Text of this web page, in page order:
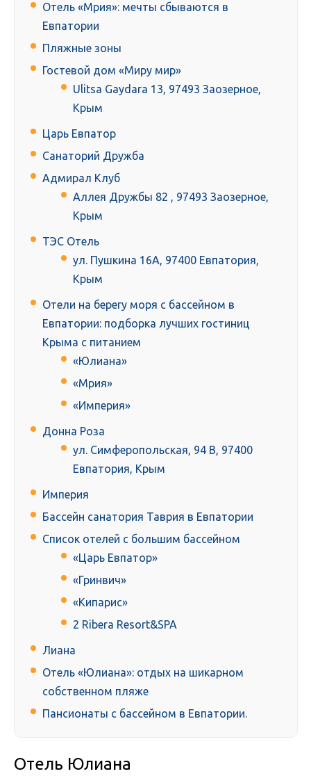
Отель «Мрия»: мечты сбываются в
Евпатории
Пляжные зоны
Гостевой дом «Миру мир»
Ulitsa Gaydara 13, 97493 Заозерное,
Крым
Царь Евпатор
Санаторий Дружба
Адмирал Клуб
Аллея Дружбы 82 , 97493 Заозерное,
Крым
ТЭС Отель
ул. Пушкина 16А, 97400 Евпатория,
Крым
Отели на берегу моря с бассейном в
Евпатории: подборка лучших гостиниц
Крыма с питанием
«Юлиана»
«Мрия»
«Империя»
Донна Роза
ул. Симферопольская, 94 В, 97400
Евпатория, Крым
Империя
Бассейн санатория Таврия в Евпатории
Список отелей с большим бассейном
«Царь Евпатор»
«Гринвич»
«Кипарис»
2 Ribera Resort&SPA
Лиана
Отель «Юлиана»: отдых на шикарном
собственном пляже
Пансионаты с бассейном в Евпатории.
Отель Юлиана